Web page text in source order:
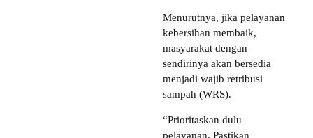
Menurutnya, jika pelayanan
kebersihan membaik,
masyarakat dengan
sendirinya akan bersedia
menjadi wajib retribusi
sampah (WRS).
“Prioritaskan dulu
pelayanan. Pastikan